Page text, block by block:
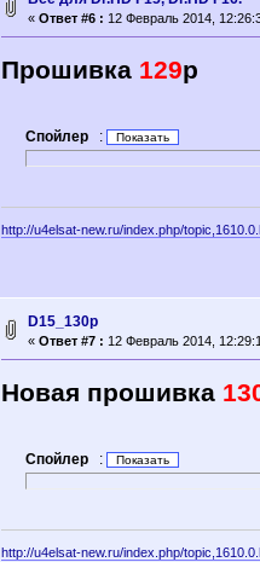
« Ответ #6 : 12 Февраль 2014,
Прошивка 129р
Спойлер :
http://u4elsat-new.ru/index.php/
D15_130p
« Ответ #7 : 12 Февраль 2014,
Новая прошивка
Спойлер :
http://u4elsat-new.ru/index.php/